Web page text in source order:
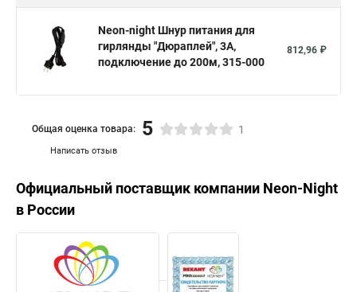
Neon-night Шнур питания для
гирлянды "Дюраплей", 3А,
подключение до 200м, 315-000
812,96 ₽
Написать отзыв
Общая оценка товара: 5 1
Официальный поставщик компании Neon-Night
в России